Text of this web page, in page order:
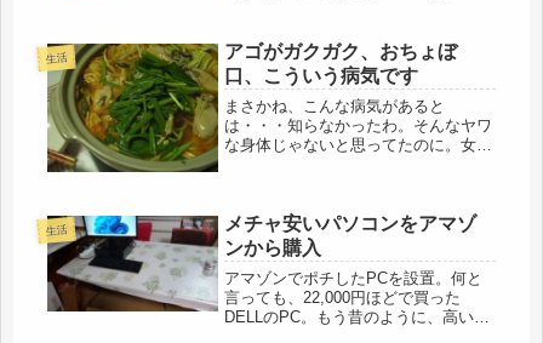
で、各々、話をしていて、順番になら
んでいるので、どうしたって、聞こえ
てく...
生活
アゴがガクガク、おちょぼ
口、こういう病気です
まさかね、こんな病気があると
は・・・知らなかったわ。そんなヤワ
な身体じゃないと思ってたのに。女の
ンドイッチが食べたいなと、嫌がる娘
を誘い、...
生活
メチャ安いパソコンをアマゾ
ンから購入
アマゾンでポチしたPCを設置。何と
言っても、22,000円ほどで買った
DELLのPC。もう昔のように、高い